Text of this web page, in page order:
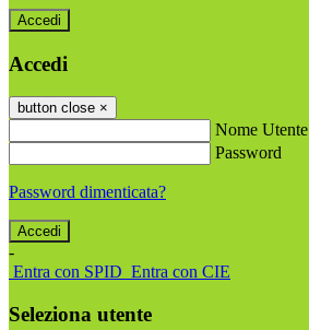
Accedi
Accedi
button close ×
Nome Utente
Password
Password dimenticata?
-
Entra con SPID Entra con CIE
Seleziona utente